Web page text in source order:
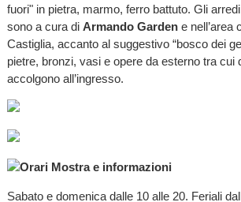
fuori" in pietra, marmo, ferro battuto. Gli
sono a cura di Armando Gardene nell’area
Castiglia, accanto al suggestivo “bosco dei
pietre, bronzi, vasi e opere da esterno tra cui
accolgono all’ingresso.
Orari Mostra e informazioni
Sabato e domenica dalle 10 alle 20. Feriali